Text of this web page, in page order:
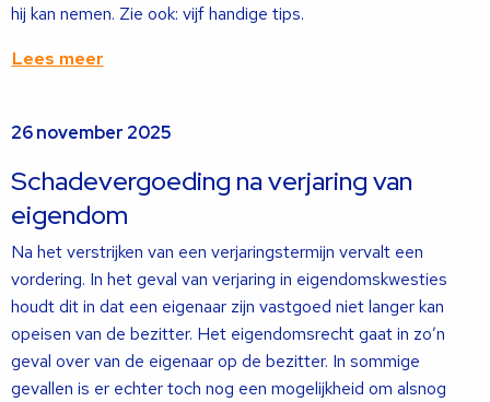
hij kan nemen. Zie ook: vijf handige tips.
Lees meer
meer
26 november 2025
Schadevergoeding na verjaring van
eigendom
Na het verstrijken van een verjaringstermijn vervalt een
vordering. In het geval van verjaring in eigendomskwesties
houdt dit in dat een eigenaar zijn vastgoed niet langer kan
opeisen van de bezitter. Het eigendomsrecht gaat in zo’n
geval over van de eigenaar op de bezitter. In sommige
gevallen is er echter toch nog een mogelijkheid om alsnog